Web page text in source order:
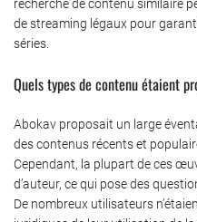
recherche de contenu similaire
de streaming légaux pour
séries.
Quels types de contenu étaient
Abokav proposait un large
des contenus récents et
Cependant, la plupart de ces
d’auteur, ce qui pose des
De nombreux utilisateurs